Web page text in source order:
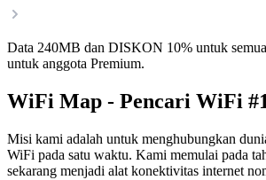
Data 240MB dan DISKON 10% untuk
untuk anggota Premium.
WiFi Map - Pencari WiFi
Misi kami adalah untuk menghubungkan
WiFi pada satu waktu. Kami memulai pada
sekarang menjadi alat konektivitas internet